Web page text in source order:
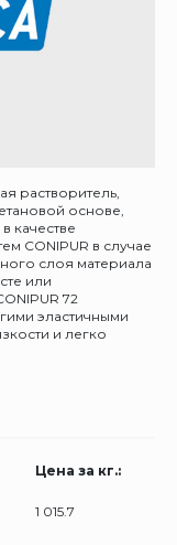
растворитель,
основе,
качестве
CONIPUR в случае
слоя материала
или
72
эластичными
и легко
Цена за кг.:
1 015.7